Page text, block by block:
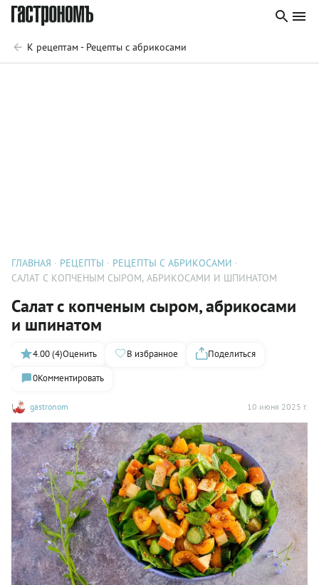
К рецептам - Рецепты с абрикосами
ГЛАВНАЯ РЕЦЕПТЫ
РЕЦЕПТЫ С АБРИКОСАМИ
САЛАТ С КОПЧЕНЫМ СЫРОМ, АБРИКОСАМИ И ШПИНАТОМ
Салат с копченым сыром, абрикосами
и шпинатом
gastronom 10 июня 2025 г.
4.00 (4)Оценить В избранное
Поделиться
0Комментировать